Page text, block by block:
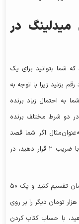
میدلینگ در
شما بتوانید برای یک
بزنید زیرا با توجه به
به احتمال زیاد برنده
در دو شرط مختلف برنده
اگر شما قصد
داشته باشید تا ۱۰۰ هزار تومان بر روی یک گزینه با ضریب ۲ قرار دهید، در
ولی اگر ۱۰۰ هزار تومان خود را به دو ۵۰ هزار تومان تقسیم کنید و یک ۵۰
هزار تومان بر روی گزینه مورد نظر با ضریب ۲ و ۵۰ هزار تومان دیگر را بر روی
دیگر با ضریب ۲٫۲ قرار دهید، با حساب کتاب کردن